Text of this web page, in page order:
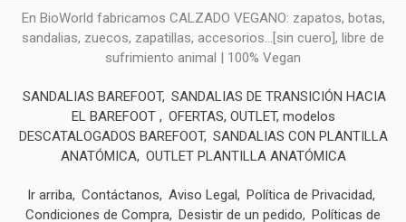
En BioWorld fabricamos CALZADO VEGANO: zapatos, botas,
sandalias, zuecos, zapatillas, accesorios...[sin cuero], libre de
sufrimiento animal | 100% Vegan
SANDALIAS BAREFOOT SANDALIAS DE TRANSICIÓN HACIA
EL BAREFOOT
OFERTAS, OUTLET, modelos
DESCATALOGADOS BAREFOOT SANDALIAS CON PLANTILLA
ANATÓMICA OUTLET PLANTILLA ANATÓMICA
Ir arriba Contáctanos Aviso Legal
Política de Privacidad
Condiciones de Compra
Desistir de un pedido
Políticas de